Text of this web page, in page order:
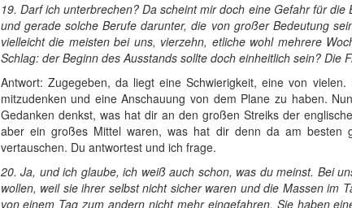
19. Darf ich unterbrechen? Da scheint mir doch eine Gefahr für
und gerade solche Berufe darunter, die von großer Bedeutung
vielleicht die meisten bei uns, vierzehn, etliche wohl mehrere
Schlag: der Beginn des Ausstands sollte doch einheitlich sein?
Antwort: Zugegeben, da liegt eine Schwierigkeit, eine von
mitzudenken und eine Anschauung von dem Plane zu haben.
Gedanken denkst, was hat dir an den großen Streiks der
aber ein großes Mittel waren, was hat dir denn da am
vertauschen. Du antwortest und ich frage.
20. Ja, und ich glaube, ich weiß auch schon, was du meinst. Bei
wollen, weil sie ihrer selbst nicht sicher waren und die Massen im
von einem Tag zum andern nicht mehr eingefahren. Sie haben